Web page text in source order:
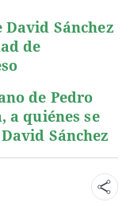
Sánchez
de
de Pedro
a quiénes se
Sánchez